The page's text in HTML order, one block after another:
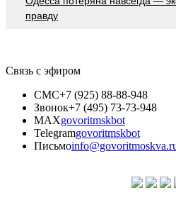
прaвду
Связь с эфиром
СМС+7 (925) 88-88-948
Звонок+7 (495) 73-73-948
MAXgovoritmskbot
Telegramgovoritmskbot
Письмо